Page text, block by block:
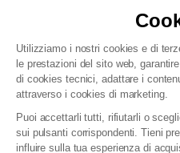
Utilizziamo i nostri cookies e di
le prestazioni del sito web,
di cookies tecnici, adattare i
attraverso i cookies di marketing.
Puoi accettarli tutti, rifiutarli o
sui pulsanti corrispondenti. Tieni
influire sulla tua esperienza di
Condizioni
Politica di gestione dei
Condizioni generali di